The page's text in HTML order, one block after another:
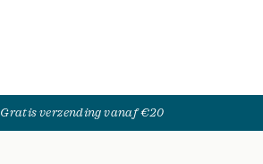
Gratis verzending vanaf €20